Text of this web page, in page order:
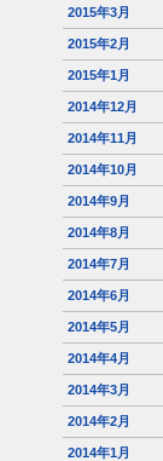
2015年3月
2015年2月
2015年1月
2014年12月
2014年11月
2014年10月
2014年9月
2014年8月
2014年7月
2014年6月
2014年5月
2014年4月
2014年3月
2014年2月
2014年1月